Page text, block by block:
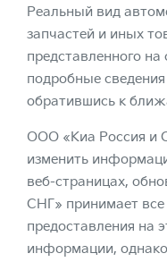
Реальный вид
запчастей и иных
представленного
подробные
обратившись к
ООО «Киа Россия и
изменить
веб-страницах,
СНГ» принимает
предоставления на
информации,